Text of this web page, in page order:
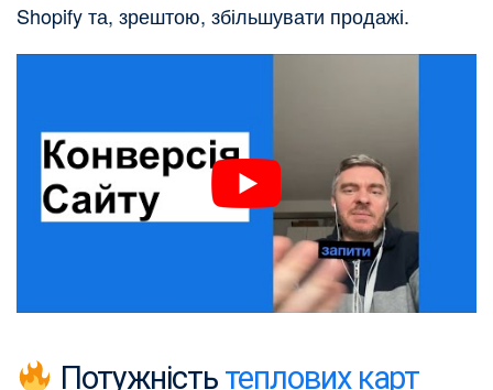
Shopify та, зрештою, збільшувати продажі.
Потужність теплових карт